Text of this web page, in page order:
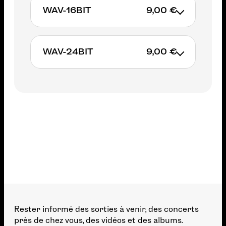
immédiatement.
• Découvrez l’album en intégralité en
09/02/24 au prix spécial de 15 euros
• Découvrez l’album en intégralité en
LOW-RES
AJOUTER AU PANIER
WAV-16BIT 9,00 €
AJOUTER AU PANIER
WAV-24BIT 9,00 €
Rester informé des sorties à venir, des concerts
près de chez vous, des vidéos et des albums.